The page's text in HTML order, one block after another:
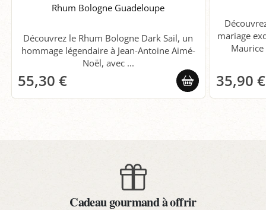
Rhum Bologne Guadeloupe
Découvrez le Rhum Bologne Dark Sail, un
hommage légendaire à Jean-Antoine Aimé-
Noël, avec ...
55,30 €
mariage
35,90 €
Cadeau gourmand à offrir